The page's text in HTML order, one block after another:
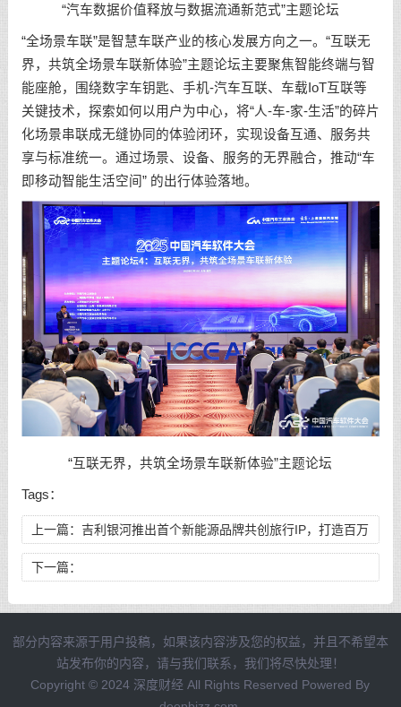
“汽车数据价值释放与数据流通新范式”主题论坛
“全场景车联”是智慧车联产业的核心发展方向之一。“互联无
界，共筑全场景车联新体验”主题论坛主要聚焦智能终端与智
能座舱，围绕数字车钥匙、手机-汽车互联、车载IoT互联等
关键技术，探索如何以用户为中心，将“人-车-家-生活”的碎片
化场景串联成无缝协同的体验闭环，实现设备互通、服务共
享与标准统一。通过场景、设备、服务的无界融合，推动“车
即移动智能生活空间” 的出行体验落地。
“互联无界，共筑全场景车联新体验”主题论坛
Tags：
上一篇： 吉利银河推出首个新能源品牌共创旅行IP，打造百万
银河用户专属旅行百科
下一篇：
部分内容来源于用户投稿，如果该内容涉及您的权益，并且不希望本
站发布你的内容，请与我们联系，我们将尽快处理！
Copyright © 2024 深度财经 All Rights Reserved Powered By